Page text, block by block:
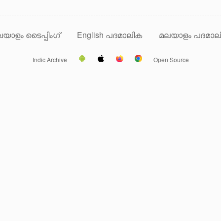
ടൈപ്പിംഗ് English പദമാലിക മലയാളം
Indic Archive Open Source